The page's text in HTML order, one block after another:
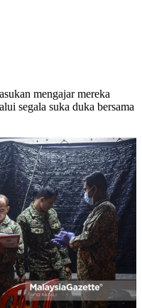
mengajar mereka
segala suka duka bersama